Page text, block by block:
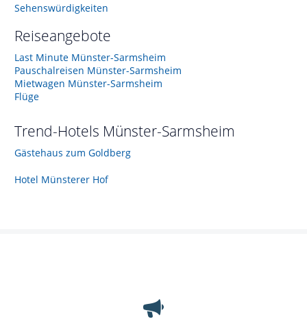
Sehenswürdigkeiten
Reiseangebote
Last Minute Münster-Sarmsheim
Pauschalreisen Münster-Sarmsheim
Mietwagen Münster-Sarmsheim
Flüge
Trend-Hotels Münster-Sarmsheim
Gästehaus zum Goldberg
Hotel Münsterer Hof